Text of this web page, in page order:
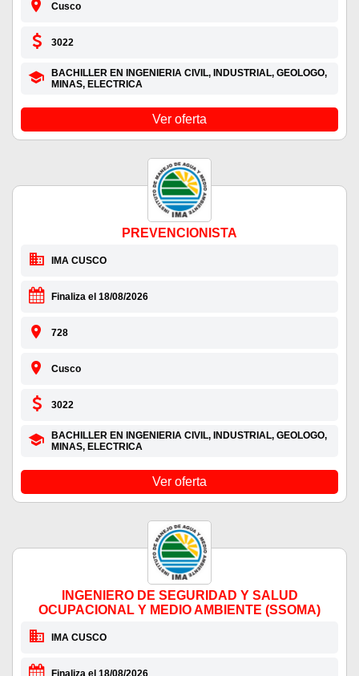
Cusco
3022
BACHILLER EN INGENIERIA CIVIL, INDUSTRIAL, GEOLOGO,
MINAS, ELECTRICA
Ver oferta
PREVENCIONISTA
IMA CUSCO
Finaliza el 18/08/2026
728
Cusco
3022
BACHILLER EN INGENIERIA CIVIL, INDUSTRIAL, GEOLOGO,
MINAS, ELECTRICA
Ver oferta
INGENIERO DE SEGURIDAD Y SALUD
OCUPACIONAL Y MEDIO AMBIENTE (SSOMA)
IMA CUSCO